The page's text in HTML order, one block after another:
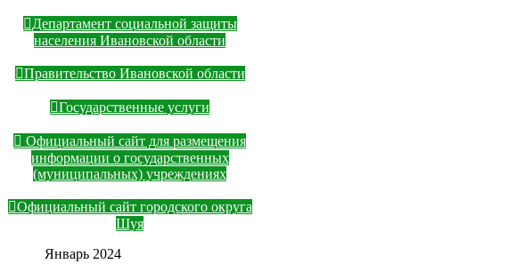
Департамент социальной защиты
населения Ивановской области
Правительство Ивановской области
Государственные услуги
Официальный сайт для размещения
информации о государственных
(муниципальных) учреждениях
Официальный сайт городского округа
Шуя
Январь 2024